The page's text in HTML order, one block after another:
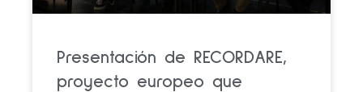
Presentación de RECORDARE,
proyecto europeo que